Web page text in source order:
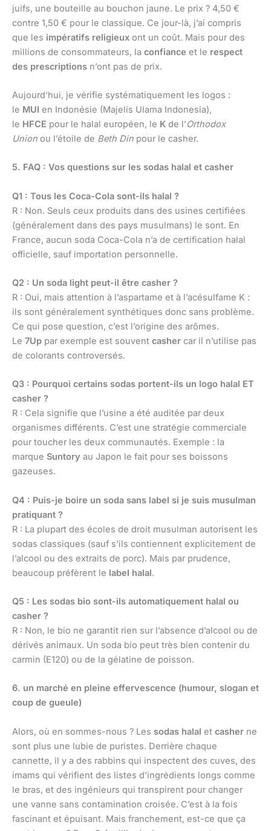
juifs, une bouteille au bouchon jaune. Le prix ? 4,50 €
contre 1,50 € pour le classique. Ce jour-là, j’ai compris
que les impératifs religieux ont un coût. Mais pour des
millions de consommateurs, la confiance et le respect
des prescriptions n’ont pas de prix.
Aujourd’hui, je vérifie systématiquement les logos :
le MUI en Indonésie (Majelis Ulama Indonesia),
le HFCE pour le halal européen, le K de l’Orthodox
Union ou l’étoile de Beth Din pour le casher.
5. FAQ : Vos questions sur les sodas halal et casher
Q1 : Tous les Coca-Cola sont-ils halal ?
R : Non. Seuls ceux produits dans des usines certifiées
(généralement dans des pays musulmans) le sont. En
France, aucun soda Coca-Cola n’a de certification halal
officielle, sauf importation personnelle.
Q2 : Un soda light peut-il être casher ?
R : Oui, mais attention à l’aspartame et à l’acésulfame K :
ils sont généralement synthétiques donc sans problème.
Ce qui pose question, c’est l’origine des arômes.
Le 7Up par exemple est souvent casher car il n’utilise pas
de colorants controversés.
Q3 : Pourquoi certains sodas portent-ils un logo halal ET
casher ?
R : Cela signifie que l’usine a été auditée par deux
organismes différents. C’est une stratégie commerciale
pour toucher les deux communautés. Exemple : la
marque Suntory au Japon le fait pour ses boissons
gazeuses.
Q4 : Puis-je boire un soda sans label si je suis musulman
pratiquant ?
R : La plupart des écoles de droit musulman autorisent les
sodas classiques (sauf s’ils contiennent explicitement de
l’alcool ou des extraits de porc). Mais par prudence,
beaucoup préfèrent le label halal.
Q5 : Les sodas bio sont-ils automatiquement halal ou
casher ?
R : Non, le bio ne garantit rien sur l’absence d’alcool ou de
dérivés animaux. Un soda bio peut très bien contenir du
carmin (E120) ou de la gélatine de poisson.
6. un marché en pleine effervescence (humour, slogan et
coup de gueule)
Alors, où en sommes-nous ? Les sodas halal et casher ne
sont plus une lubie de puristes. Derrière chaque
cannette, il y a des rabbins qui inspectent des cuves, des
imams qui vérifient des listes d’ingrédients longs comme
le bras, et des ingénieurs qui transpirent pour changer
une vanne sans contamination croisée. C’est à la fois
fascinant et épuisant. Mais franchement, est-ce que ça